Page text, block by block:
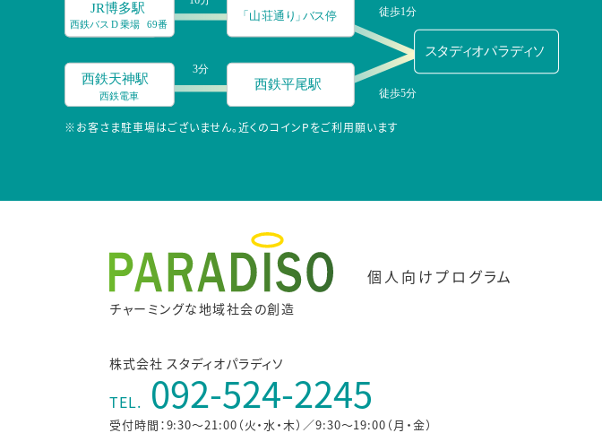
※お客さま駐車場はございません。近くのコインPをご利用願います
チャーミングな地域社会の創造
個人向けプログラム
株式会社 スタディオパラディソ
TEL. 092-524-2245
受付時間：9:30～21:00（火・水・木）／9:30～19:00（月・金）